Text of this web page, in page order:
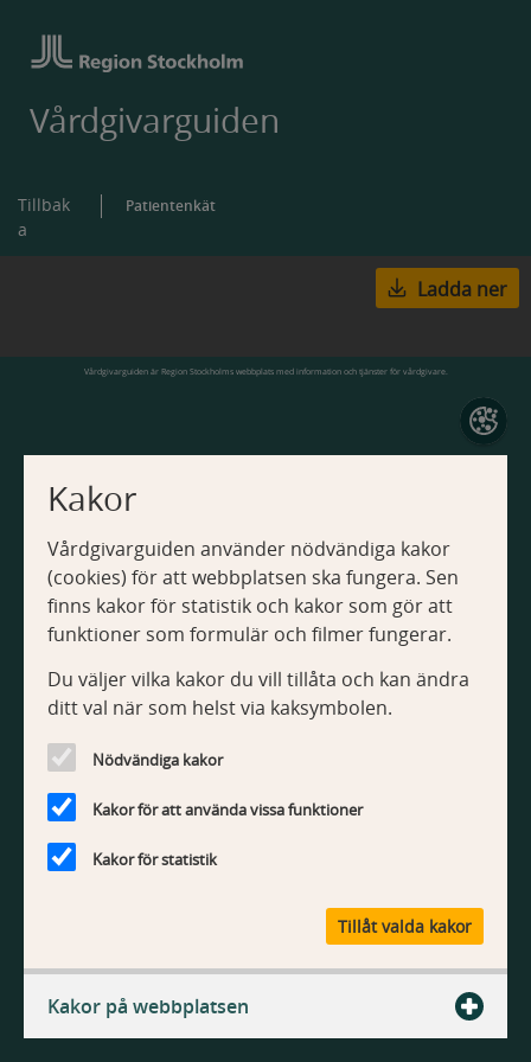
Kakor
Vårdgivarguiden använder nödvändiga kakor
(cookies) för att webbplatsen ska fungera. Sen
finns kakor för statistik och kakor som gör att
funktioner som formulär och filmer fungerar.
Du väljer vilka kakor du vill tillåta och kan ändra
ditt val när som helst via kaksymbolen.
Nödvändiga kakor
Kakor för att använda vissa funktioner
Kakor för statistik
Tillåt valda kakor
Kakor på webbplatsen
Vårdgivarguiden
Tillbak
a
Patientenkät
Ladda ner
Vårdgivarguiden är Region Stockholms webbplats med information och tjänster för vårdgivare.